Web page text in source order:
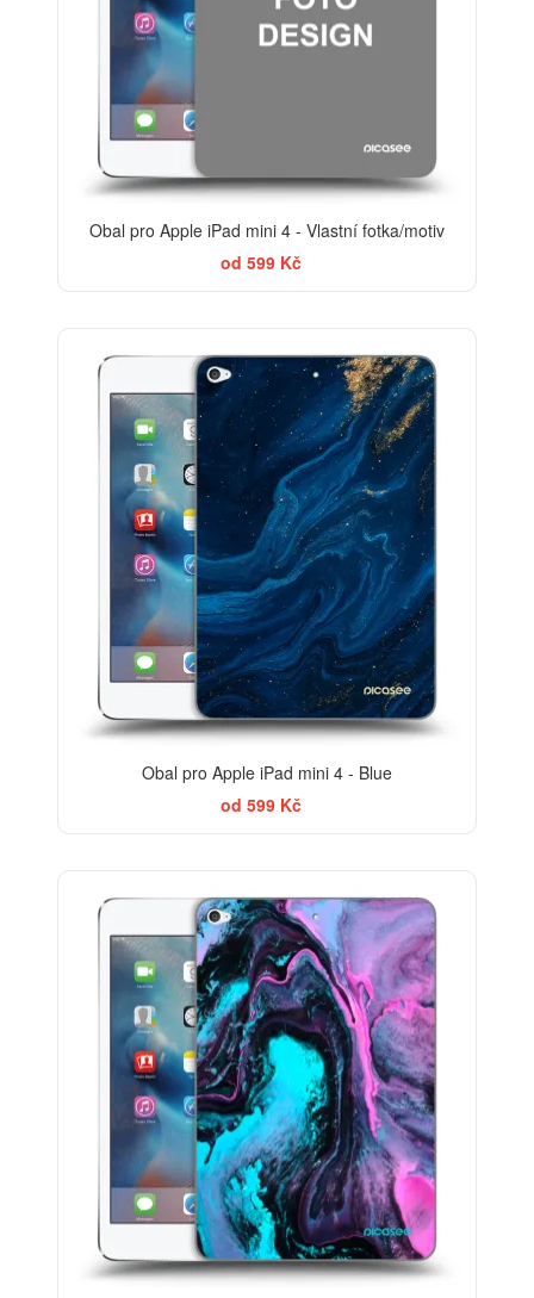
Obal pro Apple iPad mini 4 - Vlastní fotka/motiv
od 599 Kč
Obal pro Apple iPad mini 4 - Blue
od 599 Kč